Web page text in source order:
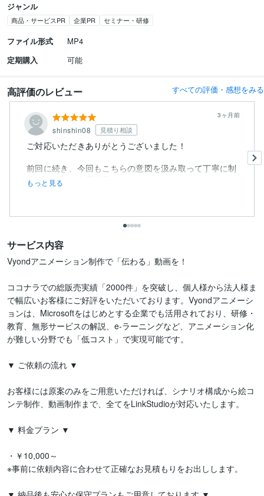
ジャンル
商品・サービスPR 企業PR セミナー・研修
ファイル形式
MP4
定期購入
可能
高評価のレビュー すべての評価・感想をみる
shinshin08 見積り相談
3ヶ月前
ご対応いただきありがとうございました！
前回に続き、今回もこちらの意図を汲み取って丁寧に制
作いただき、大変満足しており...
もっと見る
サービス内容
Vyondアニメーション制作で「伝わる」動画を！
ココナラでの総販売実績「2000件」を突破し、個人様から法人様ま
で幅広いお客様にご好評をいただいております。Vyondアニメーシ
ョンは、Microsoftをはじめとする企業でも活用されており、研修・
教育、無形サービスの解説、e-ラーニングなど、アニメーション化
が難しい分野でも「低コスト」で実現可能です。
▼ ご依頼の流れ ▼
お客様には原案のみをご用意いただければ、シナリオ構成から絵コ
ンテ制作、動画制作まで、全てをLinkStudioが対応いたします。
▼ 料金プラン ▼
・￥10,000～
※事前に依頼内容に合わせて正確なお見積もりをお出しします。